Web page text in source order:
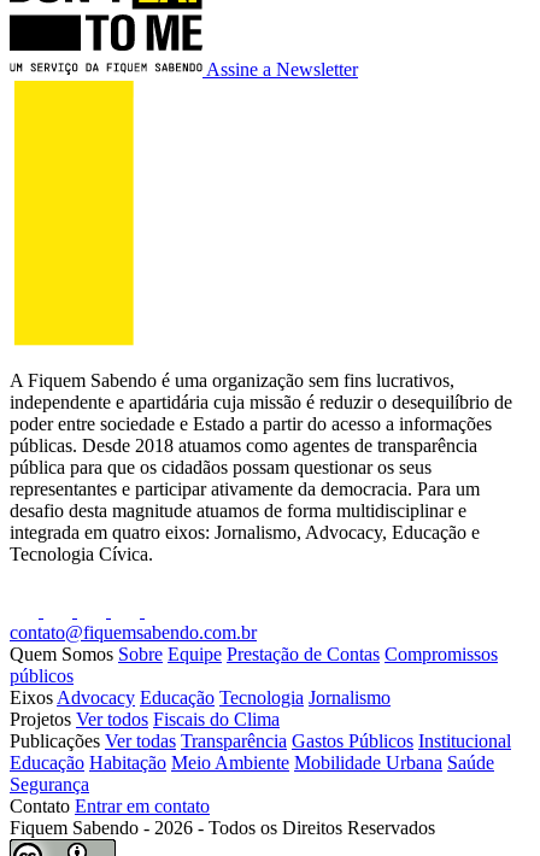
Assine a Newsletter
A Fiquem Sabendo é uma organização sem fins lucrativos,
independente e apartidária cuja missão é reduzir o desequilíbrio de
poder entre sociedade e Estado a partir do acesso a informações
públicas. Desde 2018 atuamos como agentes de transparência
pública para que os cidadãos possam questionar os seus
representantes e participar ativamente da democracia. Para um
desafio desta magnitude atuamos de forma multidisciplinar e
integrada em quatro eixos: Jornalismo, Advocacy, Educação e
Tecnologia Cívica.
contato@fiquemsabendo.com.br
Quem Somos Sobre Equipe Prestação de Contas Compromissos
públicos
EixosAdvocacy Educação Tecnologia Jornalismo
Projetos Ver todos Fiscais do Clima
Publicações Ver todas Transparência Gastos Públicos Institucional
Educação Habitação Meio Ambiente Mobilidade Urbana Saúde
Segurança
Contato Entrar em contato
Fiquem Sabendo - 2026 - Todos os Direitos Reservados